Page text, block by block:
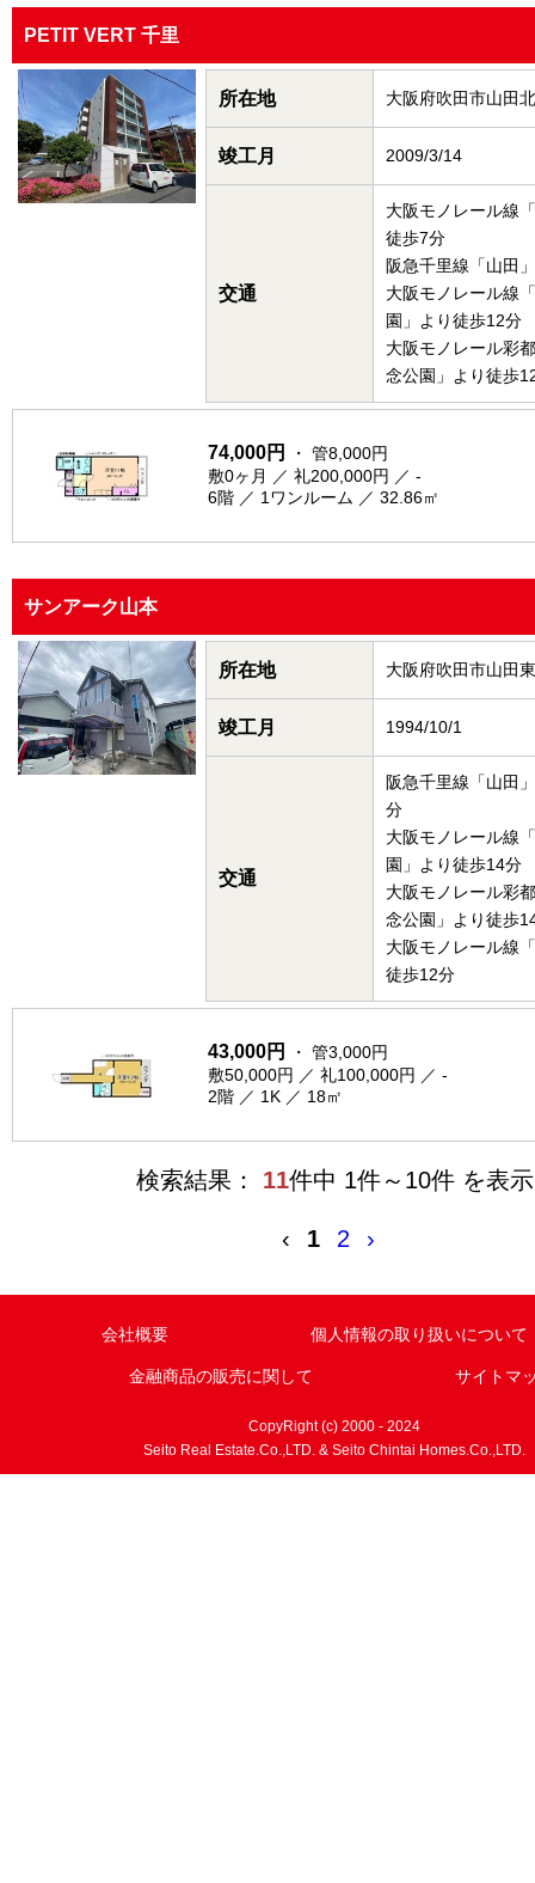
PETIT VERT 千里
所在地 大阪府吹田市山田北
竣工月 2009/3/14
交通
大阪モノレール線
徒歩7分
阪急千里線「山田
大阪モノレール線
園」より徒歩12分
大阪モノレール彩
念公園」より徒歩
74,000円
・ 管8,000円
敷0ヶ月 ／ 礼200,000円 ／ -
6階 ／ 1ワンルーム ／ 32.86㎡
サンアーク山本
所在地 大阪府吹田市山田東
竣工月 1994/10/1
交通
阪急千里線「山田
分
大阪モノレール線
園」より徒歩14分
大阪モノレール彩
念公園」より徒歩
大阪モノレール線
徒歩12分
43,000円
・ 管3,000円
敷50,000円 ／ 礼100,000円 ／ -
2階 ／ 1K ／ 18㎡
検索結果： 11件中 1件～10件 を表示
‹ 1 2 ›
会社概要 個人情報の取り扱いについて
金融商品の販売に関して サイトマ
CopyRight (c) 2000 - 2024
Seito Real Estate.Co.,LTD. & Seito Chintai Homes.Co.,LTD.